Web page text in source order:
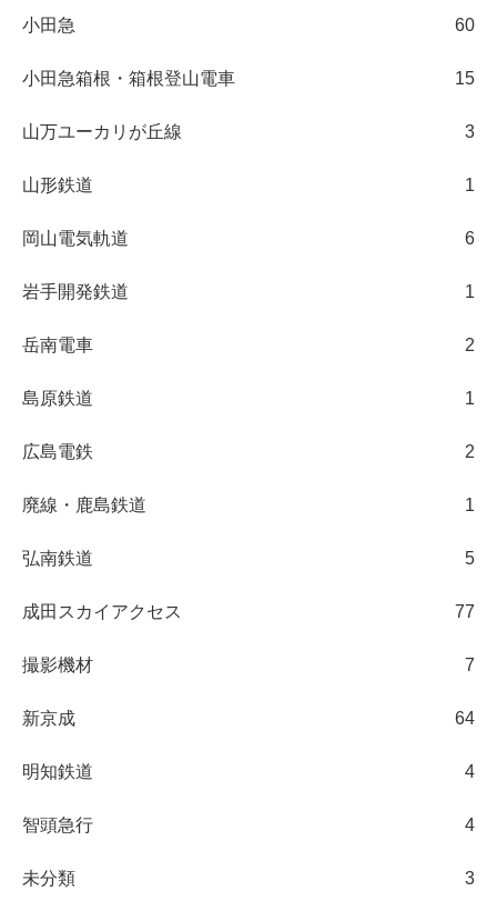
小田急 60
小田急箱根・箱根登山電車 15
山万ユーカリが丘線 3
山形鉄道 1
岡山電気軌道 6
岩手開発鉄道 1
岳南電車 2
島原鉄道 1
広島電鉄 2
廃線・鹿島鉄道 1
弘南鉄道 5
成田スカイアクセス 77
撮影機材 7
新京成 64
明知鉄道 4
智頭急行 4
未分類 3